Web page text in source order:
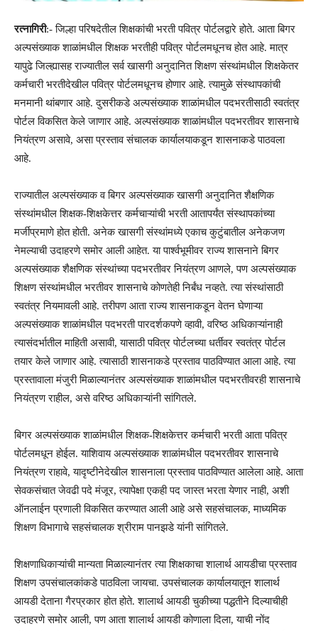
रत्नागिरी:- जिल्हा परिषदेतील शिक्षकांची भरती पवित्र पोर्टलद्वारे होते. आता बिगर
अल्पसंख्याक शाळांमधील शिक्षक भरतीही पवित्र पोर्टलमधूनच होत आहे. मात्र
यापुढे जिल्ह्यासह राज्यातील सर्व खासगी अनुदानित शिक्षण संस्थांमधील शिक्षकेतर
कर्मचारी भरतीदेखील पवित्र पोर्टलमधूनच होणार आहे. त्यामुळे संस्थापकांची
मनमानी थांबणार आहे. दुसरीकडे अल्पसंख्याक शाळांमधील पदभरतीसाठी स्वतंत्र
पोर्टल विकसित केले जाणार आहे. अल्पसंख्याक शाळांमधील पदभरतीवर शासनाचे
नियंत्रण असावे, असा प्रस्ताव संचालक कार्यालयाकडून शासनाकडे पाठवला
आहे.
राज्यातील अल्पसंख्याक व बिगर अल्पसंख्याक खासगी अनुदानित शैक्षणिक
संस्थांमधील शिक्षक-शिक्षकेत्तर कर्मचाऱ्यांची भरती आतापर्यंत संस्थापकांच्या
मर्जीप्रमाणे होत होती. अनेक खासगी संस्थांमध्ये एकाच कुटुंबातील अनेकजण
नेमल्याची उदाहरणे समोर आली आहेत. या पार्श्वभूमीवर राज्य शासनाने बिगर
अल्पसंख्याक शैक्षणिक संस्थांच्या पदभरतीवर नियंत्रण आणले, पण अल्पसंख्याक
शिक्षण संस्थांमधील भरतीवर शासनाचे कोणतेही निर्बंध नव्हते. त्या संस्थांसाठी
स्वतंत्र नियमावली आहे. तरीपण आता राज्य शासनाकडून वेतन घेणाऱ्या
अल्पसंख्याक शाळांमधील पदभरती पारदर्शकपणे व्हावी, वरिष्ठ अधिकाऱ्यांनाही
त्यासंदर्भातील माहिती असावी, यासाठी पवित्र पोर्टलच्या धर्तीवर स्वतंत्र पोर्टल
तयार केले जाणार आहे. त्यासाठी शासनाकडे प्रस्ताव पाठविण्यात आला आहे. त्या
प्रस्तावाला मंजुरी मिळाल्यानंतर अल्पसंख्याक शाळांमधील पदभरतीवरही शासनाचे
नियंत्रण राहील, असे वरिष्ठ अधिकाऱ्यांनी सांगितले.
बिगर अल्पसंख्याक शाळांमधील शिक्षक-शिक्षकेत्तर कर्मचारी भरती आता पवित्र
पोर्टलमधून होईल. याशिवाय अल्पसंख्याक शाळांमधील पदभरतीवर शासनाचे
नियंत्रण राहावे, यादृष्टीनेदेखील शासनाला प्रस्ताव पाठविण्यात आलेला आहे. आता
सेवकसंचात जेवढी पदे मंजूर, त्यापेक्षा एकही पद जास्त भरता येणार नाही, अशी
ऑनलाईन प्रणाली विकसित करण्यात आली आहे असे सहसंचालक, माध्यमिक
शिक्षण विभागाचे सहसंचालक श्रीराम पानझडे यांनी सांगितले.
शिक्षणाधिकाऱ्यांची मान्यता मिळाल्यानंतर त्या शिक्षकाचा शालार्थ आयडीचा प्रस्ताव
शिक्षण उपसंचालकांकडे पाठविला जायचा. उपसंचालक कार्यालयातून शालार्थ
आयडी देताना गैरप्रकार होत होते. शालार्थ आयडी चुकीच्या पद्धतीने दिल्याचीही
उदाहरणे समोर आली, पण आता शालार्थ आयडी कोणाला दिला, याची नोंद